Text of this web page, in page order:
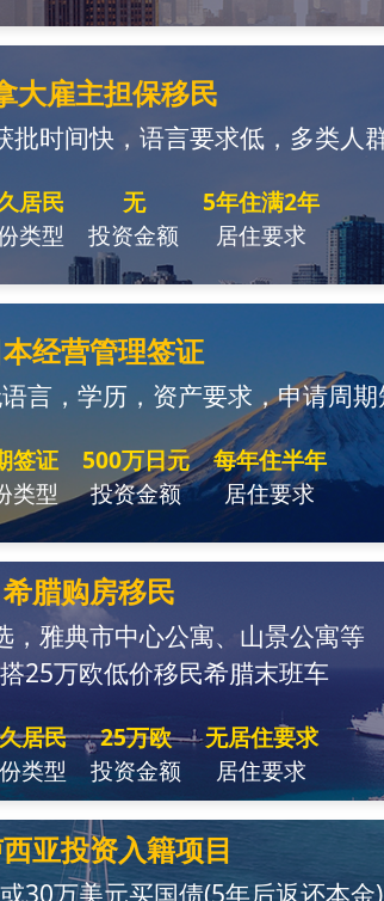
大雇主担保移民
批时间快，语言要求低，多类人
居民
类型
无
投资金额
5年住满2年
居住要求
经营管理签证
言，学历，资产要求，申请周期
签证
类型
500万日元
投资金额
每年住半年
居住要求
希腊购房移民
，雅典市中心公寓、山景公寓等
25万欧低价移民希腊末班车
居民
类型
25万欧
投资金额
无居住要求
居住要求
亚投资入籍项目
30万美元买国债(5年后返还本金)